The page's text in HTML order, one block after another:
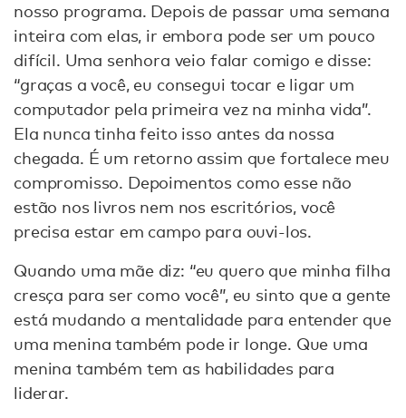
nosso programa. Depois de passar uma semana
inteira com elas, ir embora pode ser um pouco
difícil. Uma senhora veio falar comigo e disse:
“graças a você, eu consegui tocar e ligar um
computador pela primeira vez na minha vida”.
Ela nunca tinha feito isso antes da nossa
chegada. É um retorno assim que fortalece meu
compromisso. Depoimentos como esse não
estão nos livros nem nos escritórios, você
precisa estar em campo para ouvi-los.
Quando uma mãe diz: “eu quero que minha filha
cresça para ser como você”, eu sinto que a gente
está mudando a mentalidade para entender que
uma menina também pode ir longe. Que uma
menina também tem as habilidades para
liderar.